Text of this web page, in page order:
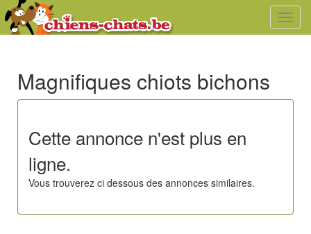
Magnifiques chiots bichons
Cette annonce n'est plus en
ligne.
Vous trouverez ci dessous des annonces similaires.